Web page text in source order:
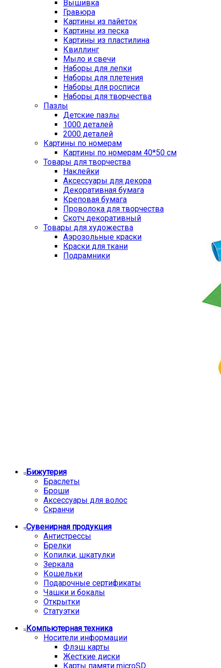
Вышивка
Гравюра
Картины из пайеток
Картины из песка
Картины из пластилина
Квиллинг
Мыло и свечи
Наборы для лепки
Наборы для плетения
Наборы для росписи
Наборы для творчества
Пазлы
Детские пазлы
1000 деталей
2000 деталей
Картины по номерам
Картины по номерам 40*50 см
Товары для творчества
Наклейки
Аксессуары для декора
Декоративная бумага
Креповая бумага
Проволока для творчества
Скотч декоративный
Товары для художества
Аэрозольные краски
Краски для ткани
Подрамники
Бижутерия
Браслеты
Броши
Аксессуары для волос
Скранчи
Сувенирная продукция
Антистрессы
Брелки
Копилки, шкатулки
Зеркала
Кошельки
Подарочные сертификаты
Чашки и бокалы
Открытки
Статуэтки
Компьютерная техника
Носители информации
Флэш карты
Жесткие диски
Карты памяти microSD